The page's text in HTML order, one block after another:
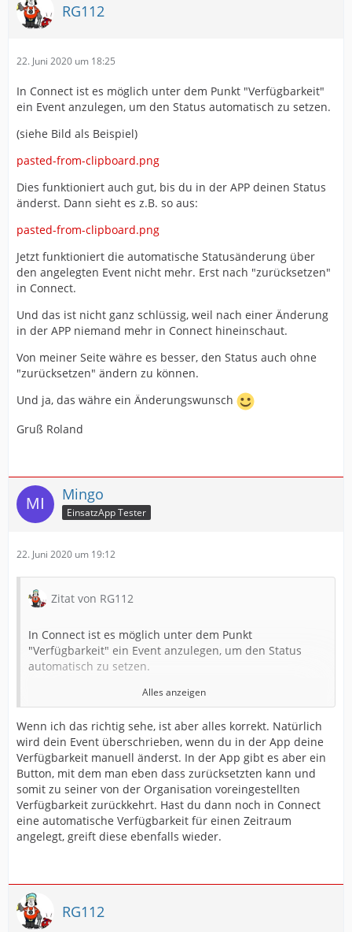
RG112
22. Juni 2020 um 18:25
In Connect ist es möglich unter dem Punkt "Verfügbarkeit"
ein Event anzulegen, um den Status automatisch zu setzen.
(siehe Bild als Beispiel)
pasted-from-clipboard.png
Dies funktioniert auch gut, bis du in der APP deinen Status
änderst. Dann sieht es z.B. so aus:
pasted-from-clipboard.png
Jetzt funktioniert die automatische Statusänderung über
den angelegten Event nicht mehr. Erst nach "zurücksetzen"
in Connect.
Und das ist nicht ganz schlüssig, weil nach einer Änderung
in der APP niemand mehr in Connect hineinschaut.
Von meiner Seite währe es besser, den Status auch ohne
"zurücksetzen" ändern zu können.
Und ja, das währe ein Änderungswunsch
Gruß Roland
Mingo
EinsatzApp Tester
22. Juni 2020 um 19:12
Zitat von RG112
In Connect ist es möglich unter dem Punkt
"Verfügbarkeit" ein Event anzulegen, um den Status
automatisch zu setzen.
(siehe Bild als Beispiel)
pasted-from-clipboard.png
Dies funktioniert auch gut, bis du in der APP deinen
Status änderst. Dann sieht es z.B. so aus:
pasted-from-clipboard.png
den angelegten Event nicht mehr. Erst nach
"zurücksetzen" in Connect.
Alles anzeigen
Wenn ich das richtig sehe, ist aber alles korrekt. Natürlich
wird dein Event überschrieben, wenn du in der App deine
Verfügbarkeit manuell änderst. In der App gibt es aber ein
Button, mit dem man eben dass zurücksetzten kann und
somit zu seiner von der Organisation voreingestellten
Verfügbarkeit zurückkehrt. Hast du dann noch in Connect
eine automatische Verfügbarkeit für einen Zeitraum
angelegt, greift diese ebenfalls wieder.
RG112